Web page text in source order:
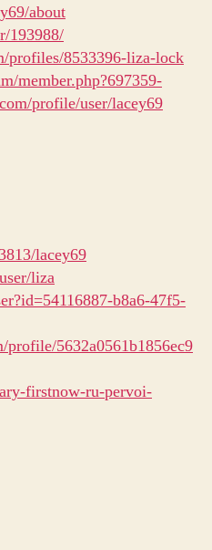
about
193988/
profiles/8533396-liza-lock
member.php?697359-
profile/user/lacey69
lacey69
liza
b8a6-47f5-
5632a0561b1856ec9
firstnow-ru-pervoi-